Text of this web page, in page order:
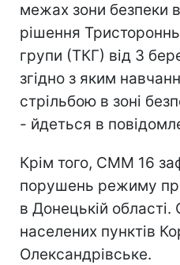
межах зони безпеки
рішення
групи (ТКГ) від 3
згідно з яким
стрільбою в зоні
- йдеться в
Крім того, СММ 16
порушень режиму
в Донецькій області.
населених пунктів
Олександрівське.